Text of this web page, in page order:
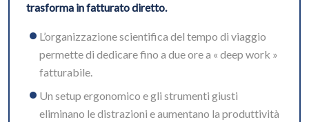
trasforma in fatturato diretto.
L’organizzazione scientifica del tempo di viaggio
permette di dedicare fino a due ore a « deep work »
fatturabile.
Un setup ergonomico e gli strumenti giusti
eliminano le distrazioni e aumentano la produttività